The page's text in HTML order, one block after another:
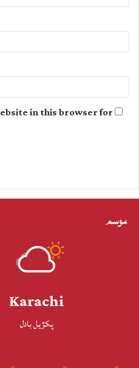
in this browser for
موسم
Karachi
پکڙيل بادل